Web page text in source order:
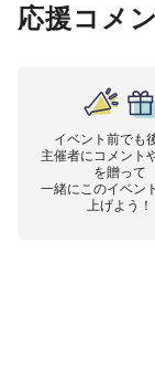
応援コメ
イベント前でも
主催者にコメント
を贈って
一緒にこのイベン
上げよう！